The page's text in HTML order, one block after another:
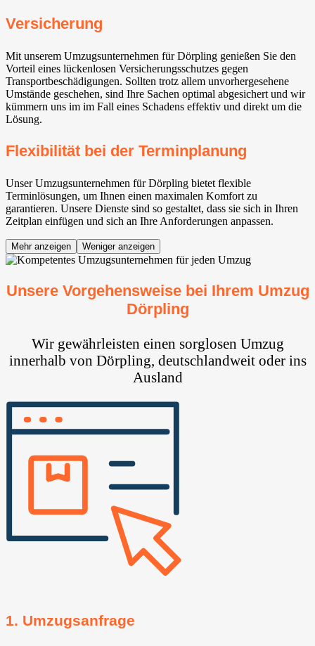
Versicherung
Mit unserem Umzugsunternehmen für Dörpling genießen Sie den
Vorteil eines lückenlosen Versicherungsschutzes gegen
Transportbeschädigungen. Sollten trotz allem unvorhergesehene
Umstände geschehen, sind Ihre Sachen optimal abgesichert und wir
kümmern uns im im Fall eines Schadens effektiv und direkt um die
Lösung.
Flexibilität bei der Terminplanung
Unser Umzugsunternehmen für Dörpling bietet flexible
Terminlösungen, um Ihnen einen maximalen Komfort zu
garantieren. Unsere Dienste sind so gestaltet, dass sie sich in Ihren
Zeitplan einfügen und sich an Ihre Anforderungen anpassen.
Mehr anzeigen Weniger anzeigen
Unsere Vorgehensweise bei Ihrem Umzug
Dörpling
Wir gewährleisten einen sorglosen Umzug
innerhalb von Dörpling, deutschlandweit oder ins
Ausland
1. Umzugsanfrage